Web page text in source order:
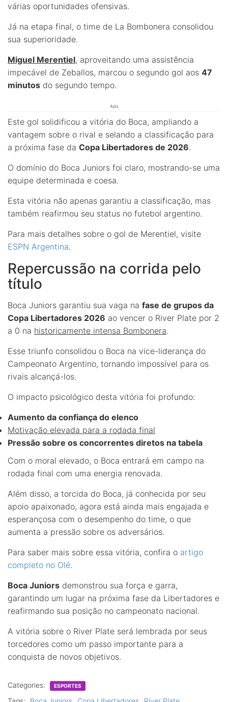
várias oportunidades ofensivas.
Já na etapa final, o time de La Bombonera consolidou
sua superioridade.
Miguel Merentiel, aproveitando uma assistência
impecável de Zeballos, marcou o segundo gol aos 47
minutos do segundo tempo.
Ads
Este gol solidificou a vitória do Boca, ampliando a
vantagem sobre o rival e selando a classificação para
a próxima fase da Copa Libertadores de 2026.
O domínio do Boca Juniors foi claro, mostrando-se uma
equipe determinada e coesa.
Esta vitória não apenas garantiu a classificação, mas
também reafirmou seu status no futebol argentino.
Para mais detalhes sobre o gol de Merentiel, visite
ESPN Argentina.
Repercussão na corrida pelo
título
Boca Juniors garantiu sua vaga na fase de grupos da
Copa Libertadores 2026 ao vencer o River Plate por 2
a 0 na historicamente intensa Bombonera.
Esse triunfo consolidou o Boca na vice-liderança do
Campeonato Argentino, tornando impossível para os
rivais alcançá-los.
O impacto psicológico desta vitória foi profundo:
Aumento da confiança do elenco
Motivação elevada para a rodada final
Pressão sobre os concorrentes diretos na tabela
Com o moral elevado, o Boca entrará em campo na
rodada final com uma energia renovada.
Além disso, a torcida do Boca, já conhecida por seu
apoio apaixonado, agora está ainda mais engajada e
esperançosa com o desempenho do time, o que
aumenta a pressão sobre os adversários.
Para saber mais sobre essa vitória, confira o artigo
completo no Olé.
Boca Juniors demonstrou sua força e garra,
garantindo um lugar na próxima fase da Libertadores e
reafirmando sua posição no campeonato nacional.
A vitória sobre o River Plate será lembrada por seus
torcedores como um passo importante para a
conquista de novos objetivos.
Categories: ESPORTES